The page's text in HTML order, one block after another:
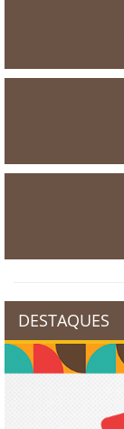
DESTAQUES